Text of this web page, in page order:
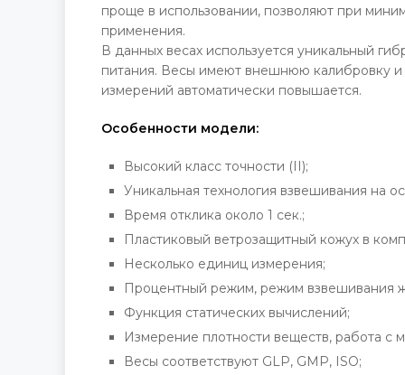
проще в использовании, позволяют при
применения.
В данных весах используется уникальный
питания. Весы имеют внешнюю калибровку и
измерений автоматически повышается.
Особенности модели:
Высокий класс точности (II);
Уникальная технология взвешивания на
Время отклика около 1 сек.;
Пластиковый ветрозащитный кожух в
Несколько единиц измерения;
Процентный режим, режим взвешивания
Функция статических вычислений;
Измерение плотности веществ, работа
Весы соответствуют GLP, GMP, ISO;